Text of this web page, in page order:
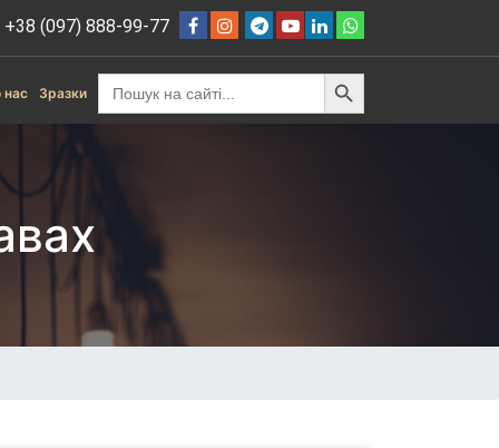
+38 (097) 888-99-77
нас Зразки
Search
for:
Search Button